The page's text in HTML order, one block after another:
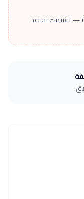
— تقييمك يساعد